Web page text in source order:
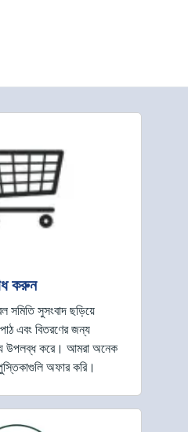
করুন
সমিতি সুসংবাদ ছড়িয়ে
এবং বিতরণের জন্য
উপলব্ধ করে। আমরা অনেক
অফার করি।